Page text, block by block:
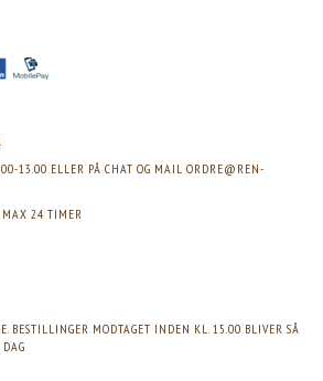
13.00 ELLER PÅ CHAT OG MAIL ORDRE@REN-
MAX 24 TIMER
BESTILLINGER MODTAGET INDEN KL. 15.00 BLIVER SÅ